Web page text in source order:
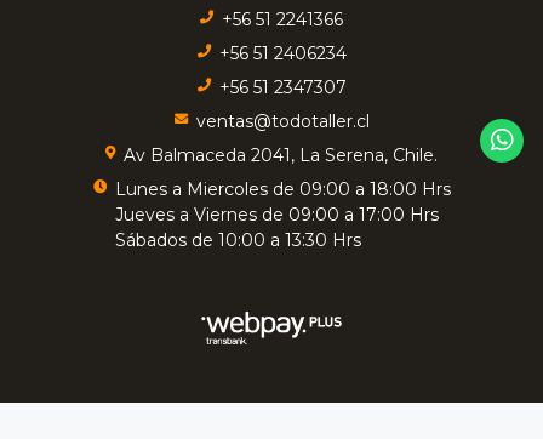
+56 51 2241366
+56 51 2406234
+56 51 2347307
ventas@todotaller.cl
Av Balmaceda 2041, La Serena, Chile.
Lunes a Miercoles de 09:00 a 18:00 Hrs
Jueves a Viernes de 09:00 a 17:00 Hrs
Sábados de 10:00 a 13:30 Hrs
TODOTALLER - Insumos Industriales © 2026